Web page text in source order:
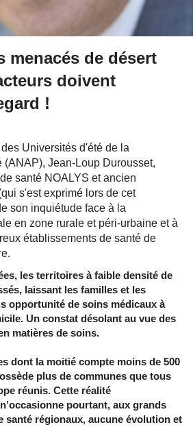
menacés de désert
doivent
!
Universités d'été de la
(ANAP), Jean-Loup Durousset,
santé NOALYS et ancien
s'est exprimé lors de cet
son inquiétude face à la
en zone rurale et péri-urbaine et à
établissements de santé de
les territoires à faible densité de
laissant les familles et les
opportunité de soins médicaux à
Un constat désolant au vue des
matières de soins.
dont la moitié compte moins de 500
plus de communes que tous
réunis. Cette réalité
pourtant, aux grands
santé régionaux, aucune évolution et